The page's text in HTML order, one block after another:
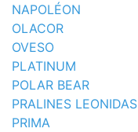
NAPOLÉON
OLACOR
OVESO
PLATINUM
POLAR BEAR
PRALINES LEONIDAS
PRIMA